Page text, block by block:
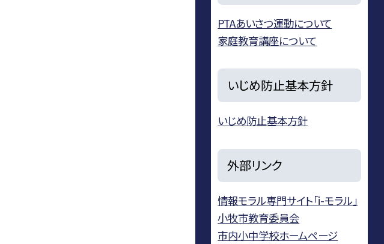
PTAあいさつ運動について
家庭教育講座について
いじめ防止基本方針
いじめ防止基本方針
外部リンク
情報モラル専門サイト「i-モラル」
小牧市教育委員会
市内小中学校ホームページ